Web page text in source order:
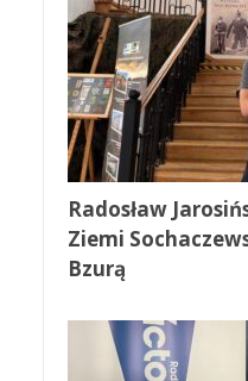
Radosław
Ziemi
Bzurą